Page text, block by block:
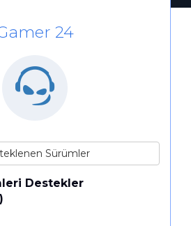
24
Sürümler
Destekler